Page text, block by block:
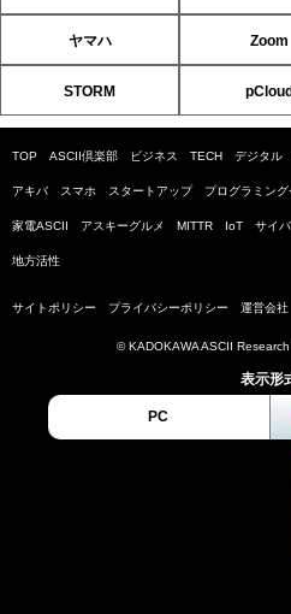
ヤマハ Zoom
STORM pCloud
TOP ASCII倶楽部 ビジネス TECH デジタル
アキバ スマホ スタートアップ プログラミング
家電ASCII アスキーグルメ MITTR IoT サイ
地方活性
サイトポリシー プライバシーポリシー 運営会社
© KADOKAWA ASCII
表示形
PC